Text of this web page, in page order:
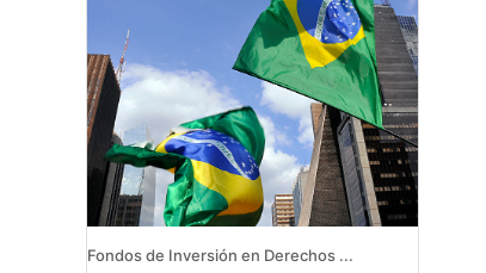
Fondos de Inversión en Derechos ...